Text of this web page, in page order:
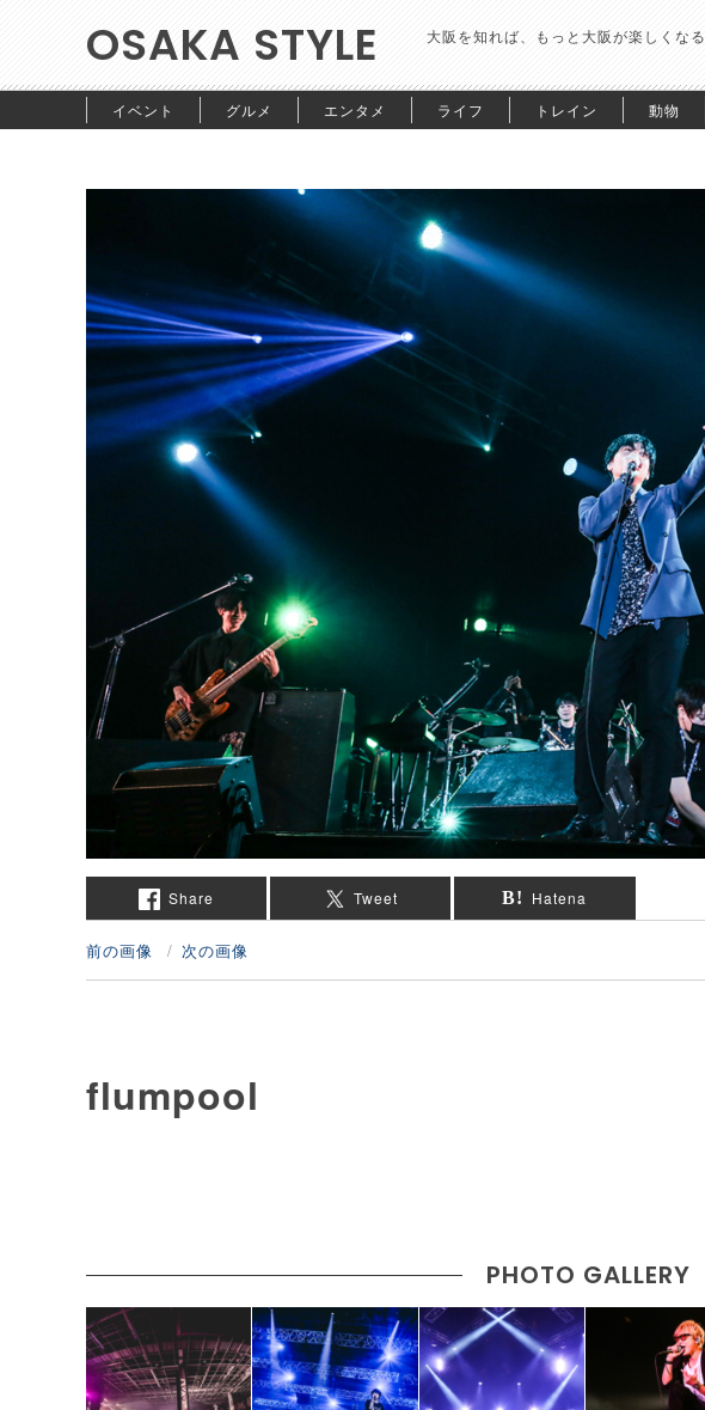
OSAKA STYLE 大阪を知れば、もっと大阪が楽しくなる
イベント グルメ エンタメ ライフ トレイン 動物
Share Tweet Hatena
前の画像 次の画像
flumpool
PHOTO GALLERY